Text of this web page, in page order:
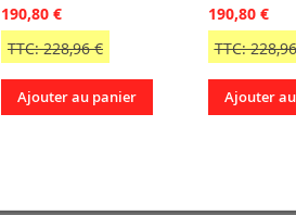
190,80 €
TTC: 228,96 €
Ajouter au panier
190,80 €
TTC:
Ajouter